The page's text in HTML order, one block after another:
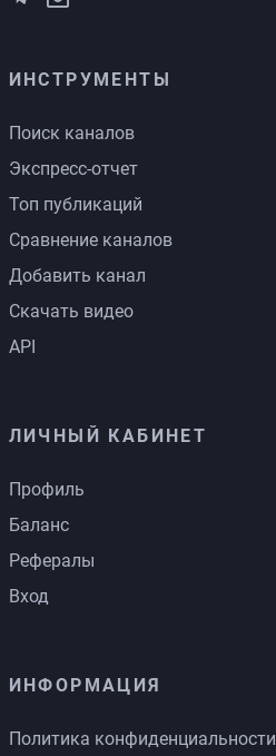
ИНСТРУМЕНТЫ
Поиск каналов
Экспресс-отчет
Топ публикаций
Сравнение каналов
Добавить канал
Скачать видео
API
ЛИЧНЫЙ КАБИНЕТ
Профиль
Баланс
Рефералы
Вход
ИНФОРМАЦИЯ
Политика конфиденциальности